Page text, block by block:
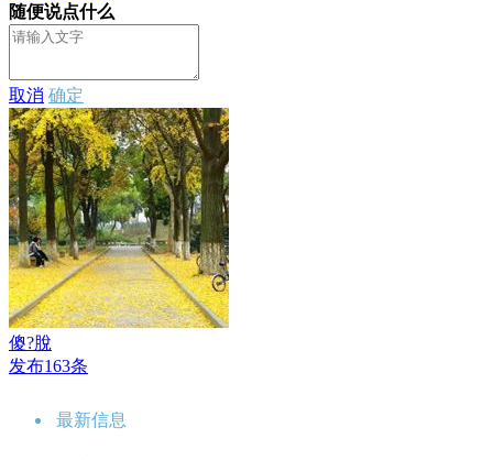
随便说点什么
取消 确定
傻?脫
发布163条
最新信息